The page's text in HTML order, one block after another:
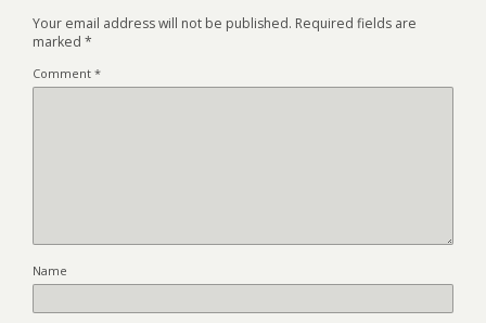
Your email address will not be published. Required fields are
marked *
Comment *
Name